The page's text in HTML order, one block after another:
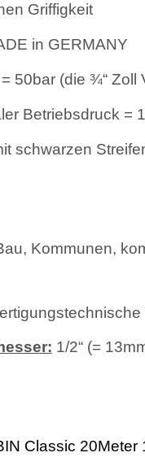
Griffigkeit
in GERMANY
50bar (die ¾“ Zoll
Betriebsdruck =
schwarzen
Kommunen,
1/2“ (=
Classic 20Meter